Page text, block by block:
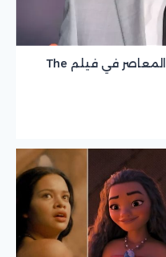
لماذا اختار نولان الحوار الإنجليزي المعاصر في فيلم The